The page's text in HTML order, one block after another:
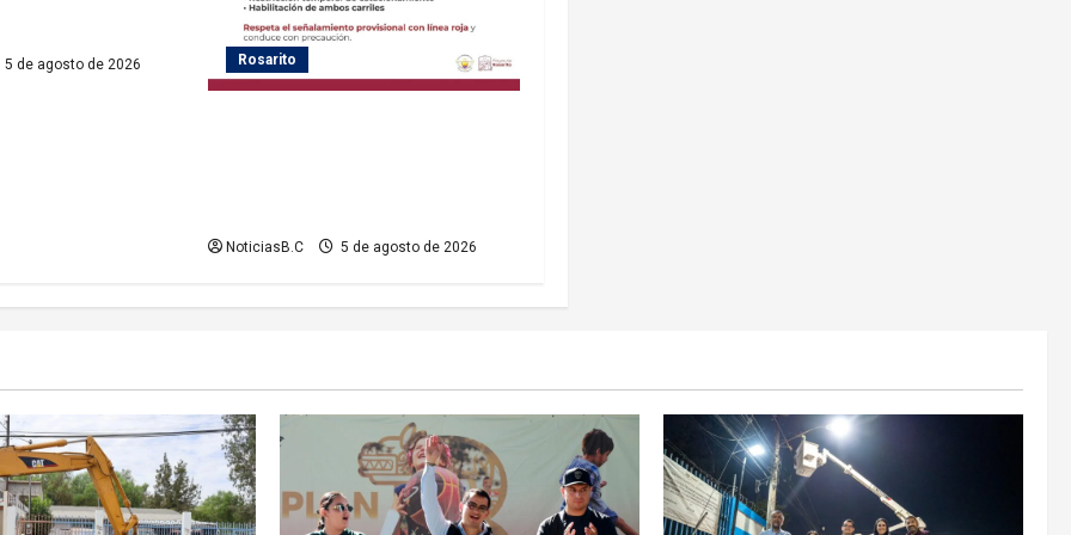
5 de agosto de 2026 Rosarito
NoticiasB.C 5 de agosto de 2026